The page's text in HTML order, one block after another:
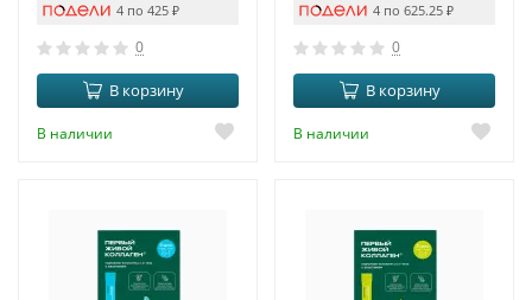
4 по 425 ₽
0
В корзину
В наличии
4 по 625.25 ₽
0
В корзину
В наличии